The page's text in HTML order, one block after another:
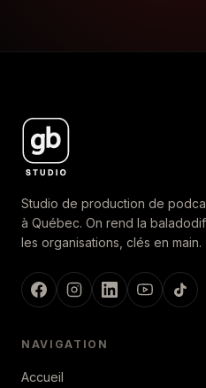
Studio de production de
à Québec. On rend la
les organisations, clés en main.
NAVIGATION
Accueil